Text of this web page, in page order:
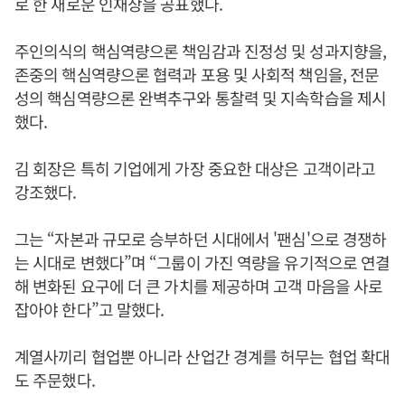
주인의식의 핵심역량으론 책임감과 진정성 및 성과지향을,
존중의 핵심역량으론 협력과 포용 및 사회적 책임을, 전문
성의 핵심역량으론 완벽추구와 통찰력 및 지속학습을 제시
했다.
김 회장은 특히 기업에게 가장 중요한 대상은 고객이라고
강조했다.
그는 “자본과 규모로 승부하던 시대에서 '팬심'으로 경쟁하
는 시대로 변했다”며 “그룹이 가진 역량을 유기적으로 연결
해 변화된 요구에 더 큰 가치를 제공하며 고객 마음을 사로
잡아야 한다”고 말했다.
계열사끼리 협업뿐 아니라 산업간 경계를 허무는 협업 확대
도 주문했다.